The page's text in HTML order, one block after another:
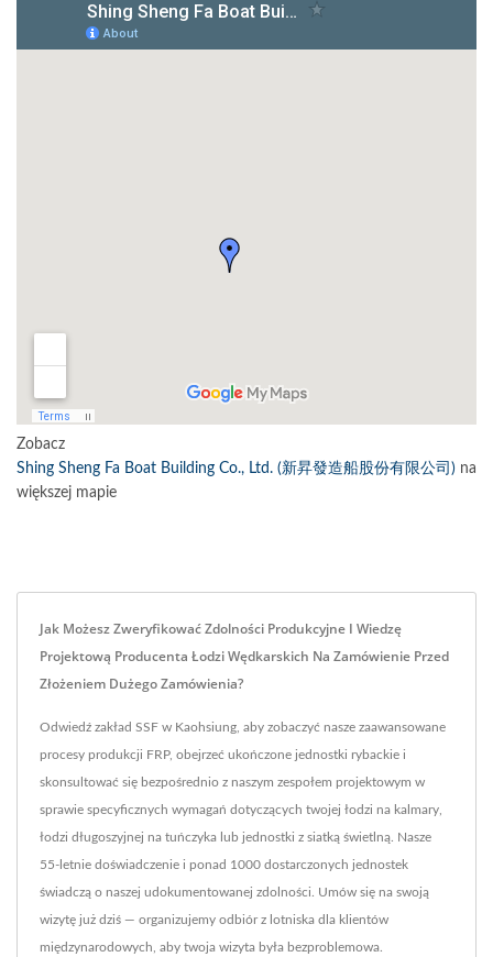
Zobacz
Shing Sheng Fa Boat Building Co., Ltd. (新昇發造船股份有限公司) na
większej mapie
Jak Możesz Zweryfikować Zdolności Produkcyjne I Wiedzę
Projektową Producenta Łodzi Wędkarskich Na Zamówienie Przed
Złożeniem Dużego Zamówienia?
Odwiedź zakład SSF w Kaohsiung, aby zobaczyć nasze zaawansowane
procesy produkcji FRP, obejrzeć ukończone jednostki rybackie i
skonsultować się bezpośrednio z naszym zespołem projektowym w
sprawie specyficznych wymagań dotyczących twojej łodzi na kalmary,
łodzi długoszyjnej na tuńczyka lub jednostki z siatką świetlną. Nasze
55-letnie doświadczenie i ponad 1000 dostarczonych jednostek
świadczą o naszej udokumentowanej zdolności. Umów się na swoją
wizytę już dziś — organizujemy odbiór z lotniska dla klientów
międzynarodowych, aby twoja wizyta była bezproblemowa.